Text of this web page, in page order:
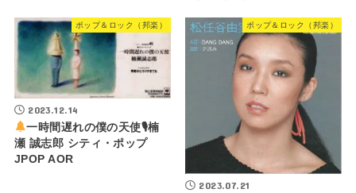
ポップ＆ロック（邦楽）
2023.12.14
一時間遅れの僕の天使🎙楠
瀬 誠志郎 シティ・ポップ
JPOP AOR
ポップ＆ロック（邦楽）
2023.07.21